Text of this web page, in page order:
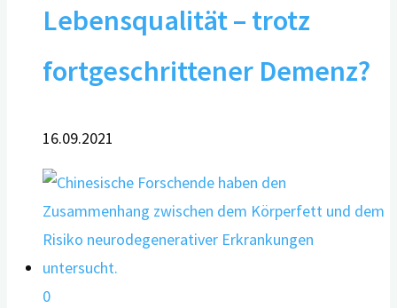
Lebensqualität – trotz
fortgeschrittener Demenz?
16.09.2021
0